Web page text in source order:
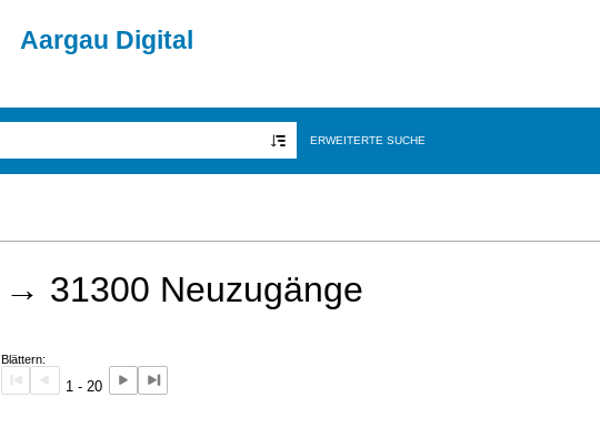
Aargau Digital
ERWEITERTE SUCHE
→ 31300 Neuzugänge
Blättern:
1 - 20